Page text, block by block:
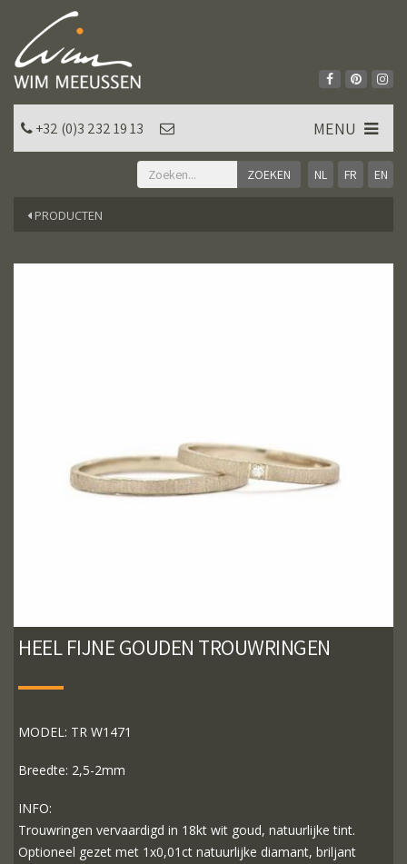
NL FR EN
+32 (0)3 232 19 13 MENU
PRODUCTEN
HEEL FIJNE GOUDEN TROUWRINGEN
MODEL: TR W1471
Breedte: 2,5-2mm
INFO:
Trouwringen vervaardigd in 18kt wit goud, natuurlijke tint.
Optioneel gezet met 1x0,01ct natuurlijke diamant, briljant